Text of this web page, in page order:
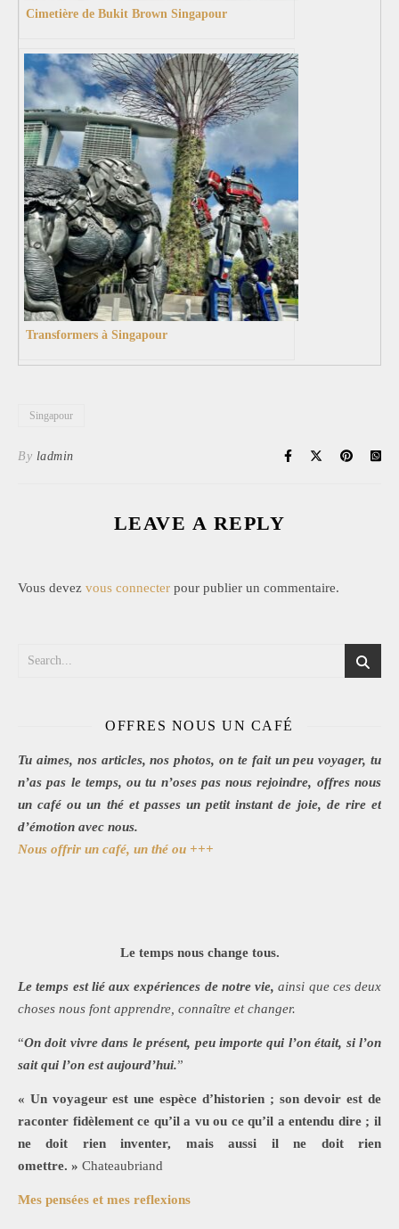
Cimetière de Bukit Brown Singapour
Transformers à Singapour
Singapour
By ladmin
LEAVE A REPLY
Vous devez vous connecter pour publier un commentaire.
OFFRES NOUS UN CAFÉ
Tu aimes, nos articles, nos photos, on te fait un peu voyager, tu
n’as pas le temps, ou tu n’oses pas nous rejoindre, offres nous
un café ou un thé et passes un petit instant de joie, de rire et
d’émotion avec nous.
Nous offrir un café, un thé ou +++
Le temps nous change tous.
Le temps est lié aux expériences de notre vie,ainsi que ces deux
choses nous font apprendre, connaître et changer.
“On doit vivre dans le présent, peu importe qui l’on était, si l’on
sait qui l’on est aujourd’hui.”
« Un voyageur est une espèce d’historien ; son devoir est de
raconter fidèlement ce qu’il a vu ou ce qu’il a entendu dire ; il
ne doit rien inventer, mais aussi il ne doit rien
omettre. » Chateaubriand
Mes pensées et mes reflexions